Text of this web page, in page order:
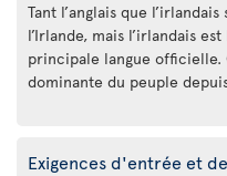
Tant l’anglais que
l’Irlande, mais l’irlandais
principale langue officielle.
dominante du peuple
Exigences d'entrée et